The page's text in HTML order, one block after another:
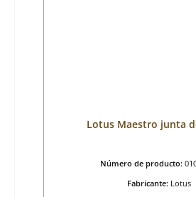
Lotus Maestro junta
Número de producto:
Fabricante: Lotus